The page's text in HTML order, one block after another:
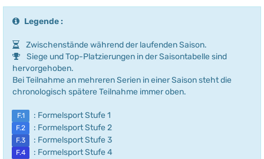
Legende :
Zwischenstände während der laufenden Saison.
Siege und Top-Platzierungen in der Saisontabelle sind
hervorgehoben.
Bei Teilnahme an mehreren Serien in einer Saison steht die
chronologisch spätere Teilnahme immer oben.
F.1 : Formelsport Stufe 1
F.2 : Formelsport Stufe 2
F.3 : Formelsport Stufe 3
F.4 : Formelsport Stufe 4